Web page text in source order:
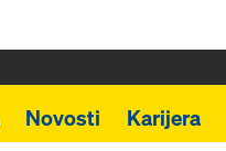
Novosti Karijera